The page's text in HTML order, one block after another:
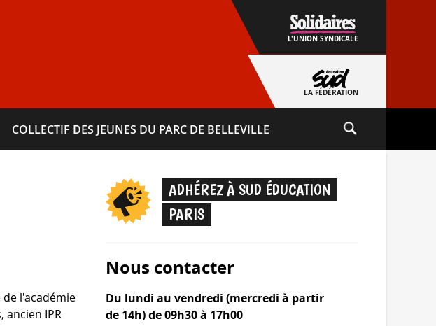
L'UNION SYNDICALE
LA FÉDÉRATION
COLLECTIF DES JEUNES DU PARC DE BELLEVILLE
l'académie
ancien IPR
ADHÉREZ À SUD ÉDUCATION
PARIS
Nous contacter
Du lundi au vendredi (mercredi à partir
de 14h) de 09h30 à 17h00